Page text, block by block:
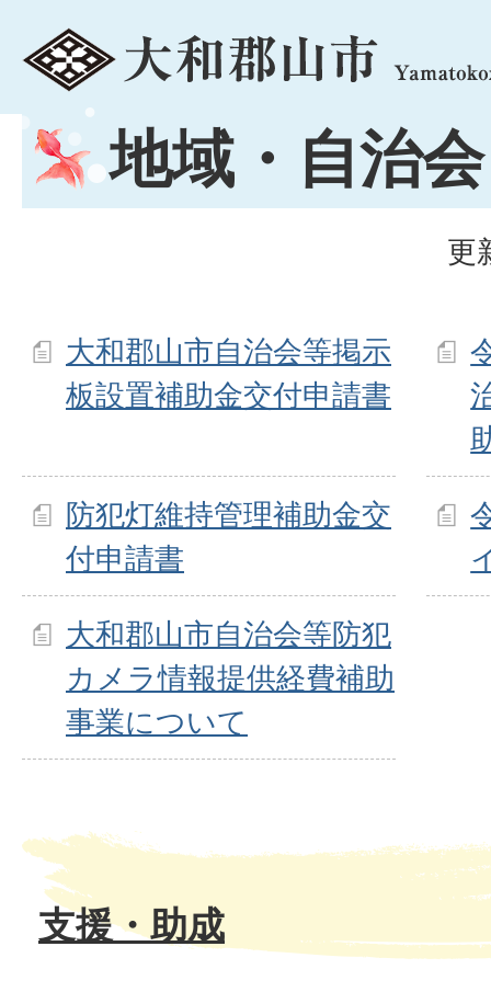
menu
地域・自治会
更
大和郡山市自治会等掲示
板設置補助金交付申請書
防犯灯維持管理補助金交
付申請書
大和郡山市自治会等防犯
カメラ情報提供経費補助
事業について
支援・助成